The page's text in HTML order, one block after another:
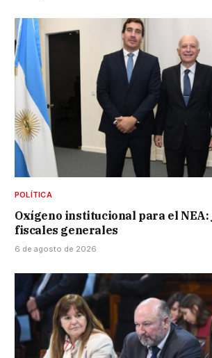
POLÍTICA
Oxígeno institucional para el
fiscales generales
6 de agosto de 2026